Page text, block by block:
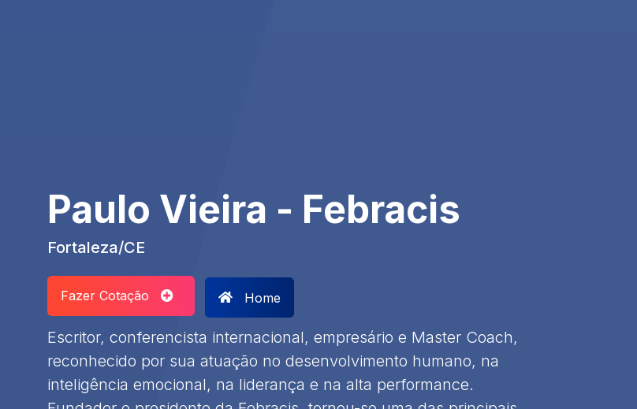
Paulo Vieira - Febracis
Fortaleza/CE
Fazer Cotação Home
Escritor, conferencista internacional, empresário e Master Coach,
reconhecido por sua atuação no desenvolvimento humano, na
inteligência emocional, na liderança e na alta performance.